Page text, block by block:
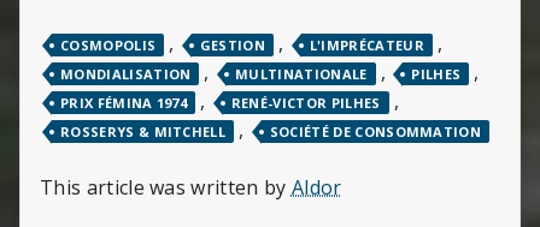
COSMOPOLIS , GESTION , L'IMPRÉCATEUR ,
MONDIALISATION , MULTINATIONALE , PILHES ,
PRIX FÉMINA 1974 , RENÉ-VICTOR PILHES ,
ROSSERYS & MITCHELL , SOCIÉTÉ DE CONSOMMATION
This article was written by Aldor